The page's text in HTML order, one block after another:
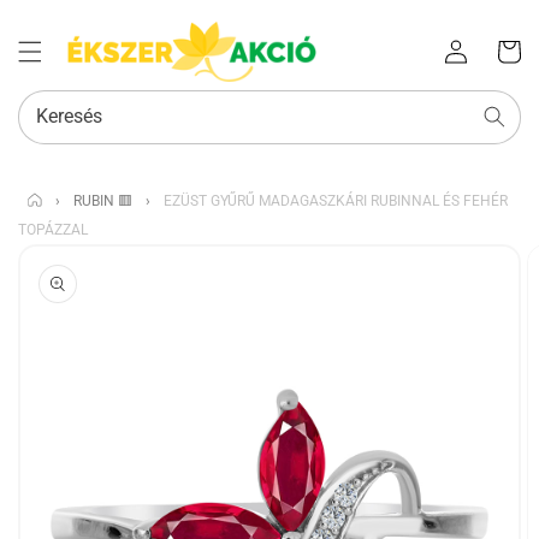
Bejelentkezés
kosara
Keresés
› RUBIN 🟥 ›
EZÜST GYŰRŰ MADAGASZKÁRI RUBINNAL ÉS FEHÉR
TOPÁZZAL
UGRÁS A
TERMÉKADATOKRA